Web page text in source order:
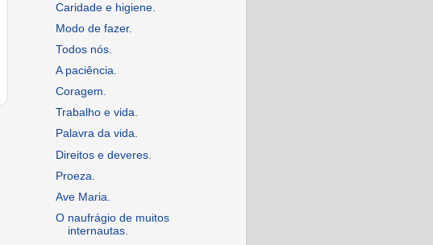
Caridade e higiene.
Modo de fazer.
Todos nós.
A paciência.
Coragem.
Trabalho e vida.
Palavra da vida.
Direitos e deveres.
Proeza.
Ave Maria.
O naufrágio de muitos
internautas.